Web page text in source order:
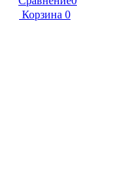
Корзина 0